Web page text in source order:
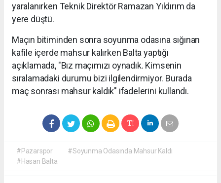
yaralanırken Teknik Direktör Ramazan Yıldırım da
yere düştü.
Maçın bitiminden sonra soyunma odasına sığınan
kafile içerde mahsur kalırken Balta yaptığı
açıklamada, "Bız maçımızı oynadık. Kimsenin
sıralamadaki durumu bizi ilgilendirmiyor. Burada
maç sonrası mahsur kaldık" ifadelerini kullandı.
#Pazarspor
#Soyunma Odasında Mahsur Kaldı
#Hasan Balta